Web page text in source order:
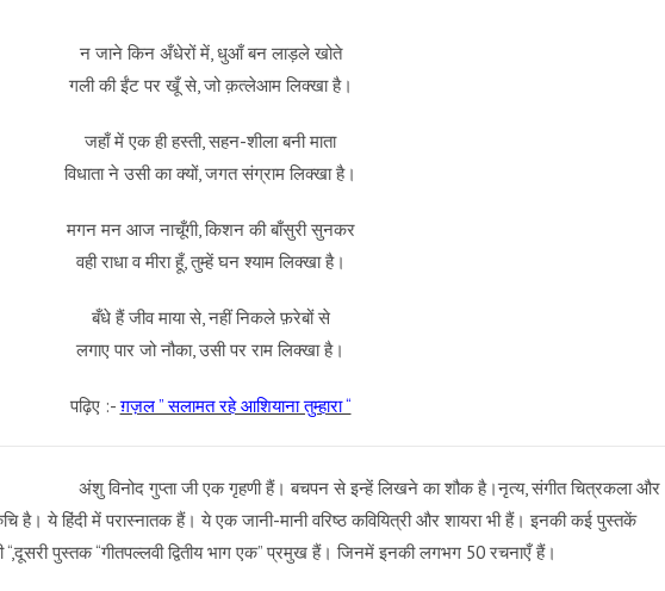
न जाने किन अँधेरों में, धुआँ बन लाड़ले खोते
गली की ईंट पर खूँ से, जो क़त्लेआम लिक्खा है।
जहाँ में एक ही हस्ती, सहन-शीला बनी माता
विधाता ने उसी का क्यों, जगत संग्राम लिक्खा है।
मगन मन आज नाचूँगी, किशन की बाँसुरी सुनकर
वही राधा व मीरा हूँ, तुम्हें घन श्याम लिक्खा है।
बँधे हैं जीव माया से, नहीं निकले फ़रेबों से
लगाए पार जो नौका, उसी पर राम लिक्खा है।
पढ़िए :-ग़ज़ल ” सलामत रहे आशियाना तुम्हारा “
अंशु विनोद गुप्ता जी एक गृहणी हैं। बचपन से इन्हें लिखने का शौक है।नृत्य, संगीत चित्रकला और
ये हिंदी में परास्नातक हैं। ये एक जानी-मानी वरिष्ठ कवियित्री और शायरा भी हैं। इनकी कई पुस्तकें
“,दूसरी पुस्तक “गीतपल्लवी द्वितीय भाग एक” प्रमुख हैं। जिनमें इनकी लगभग 50 रचनाएँ हैं।